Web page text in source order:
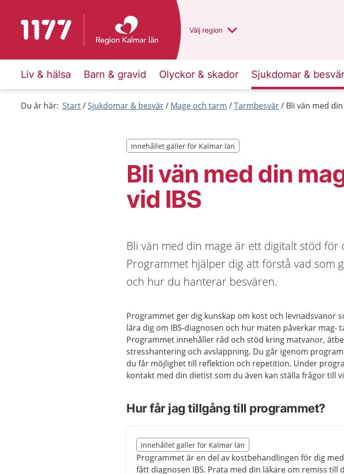
Till startsidan för 1177 Du har valt region
Välj en annan
region
Liv & hälsa Barn & gravid Olyckor & skador Sjukdomar & besvär
Du är här: Start Sjukdomar & besvär Mage och tarm Tarmbesvär Bli vän med
Bli vän med din
vid IBS
Innehållet gäller för Kalmar län
Innehållet gäller för Kalmar län
Bli vän med din mage är ett digitalt stöd för
Programmet hjälper dig att förstå vad som
och hur du hanterar besvären.
Programmet ger dig kunskap om kost och levnadsvanor
lära dig om IBS-diagnosen och hur maten påverkar mag-
Programmet innehåller råd och stöd kring matvanor,
stresshantering och avslappning. Du går igenom
du får möjlighet till reflektion och repetition. Under
kontakt med din dietist som du även kan ställa frågor till
Hur får jag tillgång till programmet?
Nedan innehåll gäller region Kalmar län
Innehållet gäller för Kalmar län
Programmet är en del av kostbehandlingen för dig
fått diagnosen IBS. Prata med din läkare om remiss till
Slut på det regionala tillägget från region Kalmar län